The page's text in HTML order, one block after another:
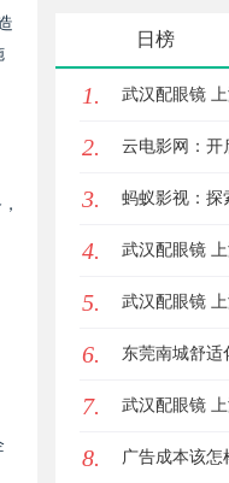
日榜
1. 武汉配眼镜
2. 云电影网：开
新平台
3. 蚂蚁影视：探
展路径
4. 武汉配眼镜
5. 武汉配眼镜
6. 东莞南城舒
诊疗专业指南
7. 武汉配眼镜
8. 广告成本该怎